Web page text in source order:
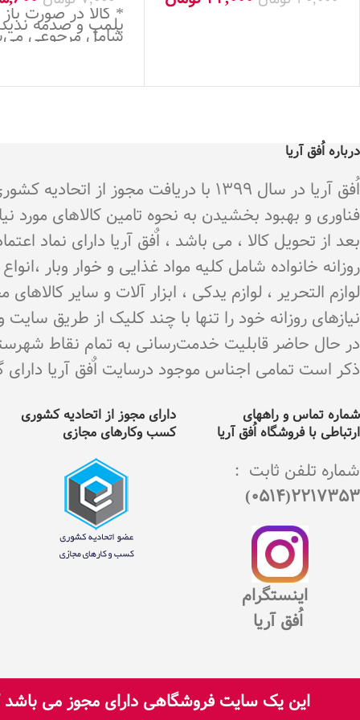
این یک سایت فروشگاهی دارای مجوز می باشد
* کالا در صورت
پلمپ و صدمه
شامل مرجوعی
درباره اُفق آریا
اُفق آریا در سال 1399 با دریافت
فناوری و بهبود بخشیدن به نحوه تامین کالاهای
بعد از تحویل کالا ، می باشد ، اٌفق آریا دارای نماد
روزانه خانواده شامل کلیه مواد غذایی و خوار وبار
لوازم التحریر ، لوازم یدکی ، ابزار آلات و سایر
نیازهای روزانه خود را تنها با چند کلیک از طریق
در حال حاضر قابلیت خدمت‌رسانی به تمام نقاط
ذکر است تمامی اجناس موجود درسایت اٌفق آریا دارای
شماره تماس و راههای
ارتباطی با فروشگاه اُفق آریا
شماره تلفن ثابت :
2217353(0514)
اینستگرام
اُفق آریا
دارای مجوز از اتحادیه کشوری
کسب وکارهای مجازی
تمامی حقوق برای سایت اُفق آریا محفوظ است.